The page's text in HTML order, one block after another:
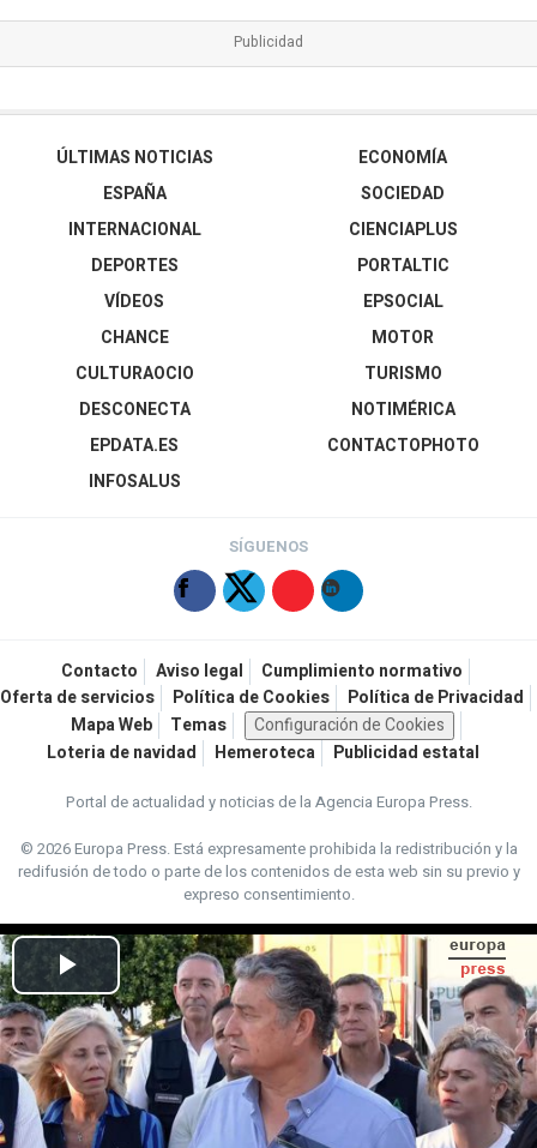
ÚLTIMAS NOTICIAS
ESPAÑA
INTERNACIONAL
DEPORTES
VÍDEOS
ECONOMÍA
SOCIEDAD
CIENCIAPLUS
PORTALTIC
EPSOCIAL
CHANCE
CULTURAOCIO
DESCONECTA
EPDATA.ES
INFOSALUS
MOTOR
TURISMO
NOTIMÉRICA
CONTACTOPHOTO
SÍGUENOS
Contacto Aviso legal
Cumplimiento normativo
Oferta de servicios
Política de Cookies
Política de Privacidad
Mapa Web
Temas
Configuración de Cookies
Loteria de navidad
Hemeroteca Publicidad estatal
Portal de actualidad y noticias de la Agencia Europa Press.
© 2026 Europa Press.Está expresamente prohibida la redistribución y la
redifusión de todo o parte de los contenidos de esta web sin su previo y
expreso consentimiento.